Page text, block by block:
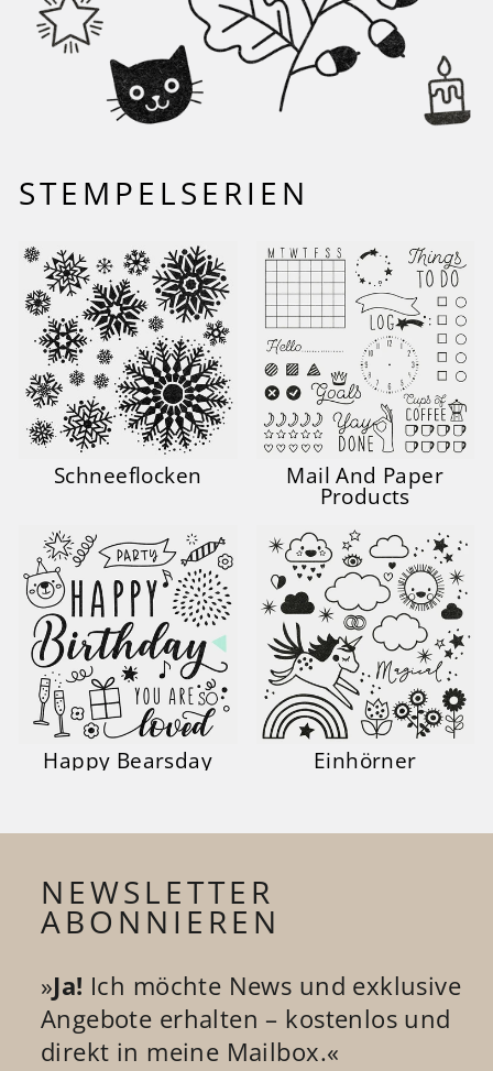
STEMPELSERIEN
Schneeflocken Mail And Paper
Products
Happy Bearsday Einhörner
NEWSLETTER
ABONNIEREN
»Ja! Ich möchte News und exklusive
Angebote erhalten – kostenlos und
direkt in meine Mailbox.«